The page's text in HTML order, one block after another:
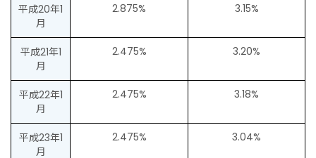
平成20年1
月
2.875% 3.15%
平成21年1
月
2.475% 3.20%
平成22年1
月
2.475% 3.18%
平成23年1
月
2.475% 3.04%